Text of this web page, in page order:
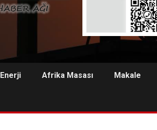
Enerji Afrika Masası Makale